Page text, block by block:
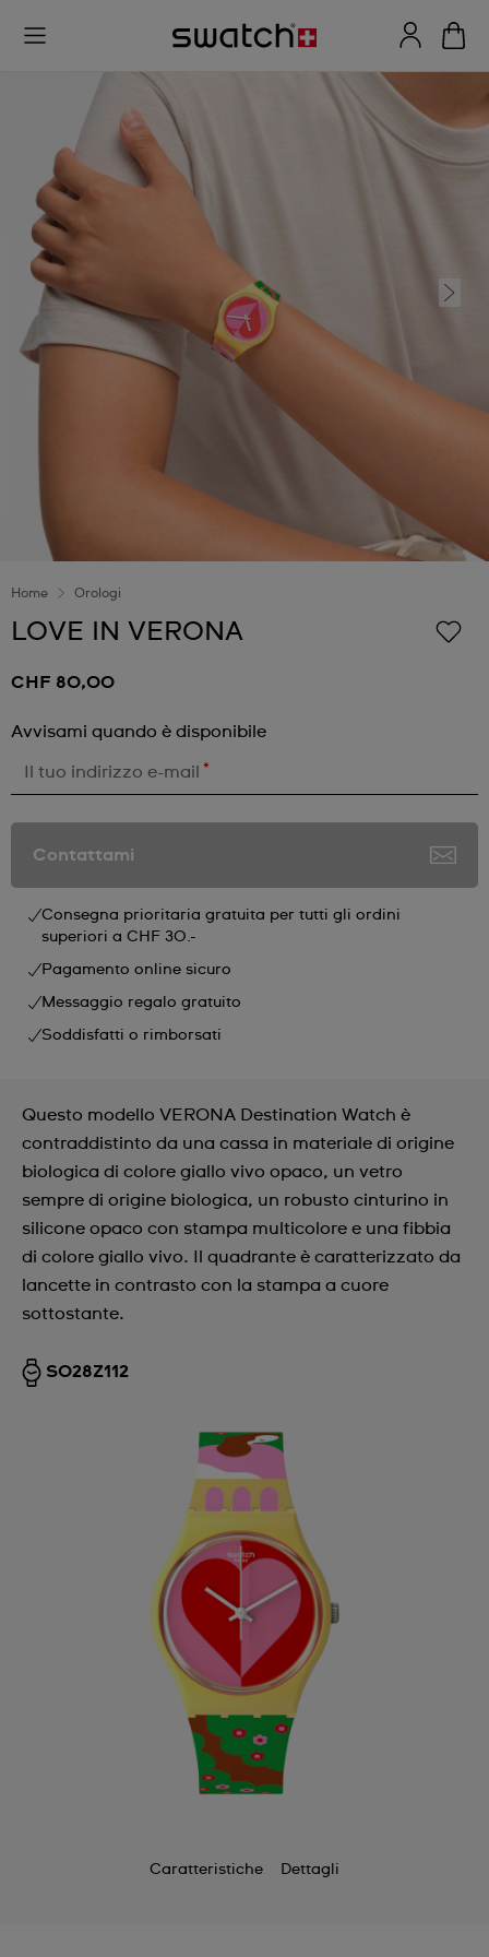
Home Orologi
LOVE IN VERONA
CHF 80,00
Avvisami quando è disponibile
Il tuo indirizzo e-mail *
Contattami
Consegna prioritaria gratuita per tutti gli ordini
superiori a CHF 30.-
Pagamento online sicuro
Messaggio regalo gratuito
Soddisfatti o rimborsati
Questo modello VERONA Destination Watch è
contraddistinto da una cassa in materiale di origine
biologica di colore giallo vivo opaco, un vetro
sempre di origine biologica, un robusto cinturino in
silicone opaco con stampa multicolore e una fibbia
di colore giallo vivo. Il quadrante è caratterizzato da
lancette in contrasto con la stampa a cuore
sottostante.
SO28Z112
Caratteristiche Dettagli